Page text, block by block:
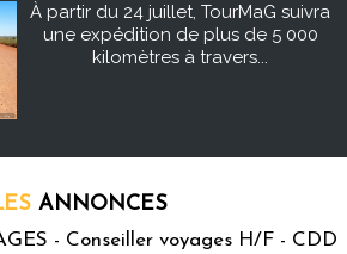
À partir du 24 juillet, TourMaG suivra
une expédition de plus de 5 000
kilomètres à travers...
ANNONCES
- Conseiller voyages H/F - CDD